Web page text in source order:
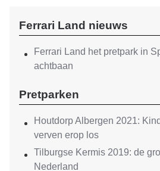
Ferrari Land nieuws
Ferrari Land het pretpark in
achtbaan
Pretparken
Houtdorp Albergen 2021:
verven erop los
Tilburgse Kermis 2019: de
Nederland